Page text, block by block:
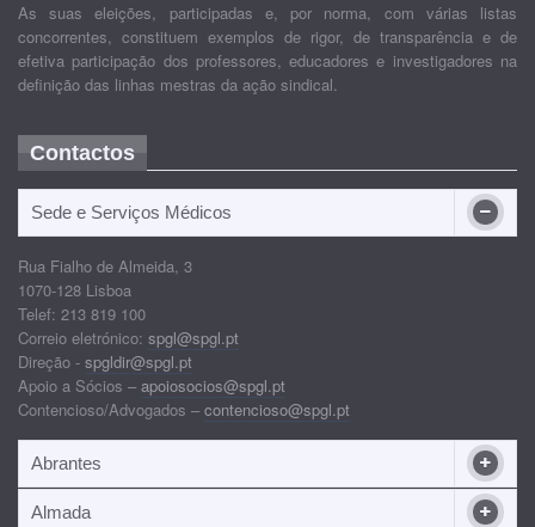
As suas eleições, participadas e, por norma, com várias listas
concorrentes, constituem exemplos de rigor, de transparência e de
efetiva participação dos professores, educadores e investigadores na
definição das linhas mestras da ação sindical.
Contactos
Sede e Serviços Médicos
Rua Fialho de Almeida, 3
1070-128 Lisboa
Telef: 213 819 100
Correio eletrónico: spgl@spgl.pt
Direção - spgldir@spgl.pt
Apoio a Sócios – apoiosocios@spgl.pt
Contencioso/Advogados – contencioso@spgl.pt
Abrantes
Almada